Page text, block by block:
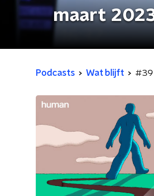
maart
Podcasts Wat blijft #39